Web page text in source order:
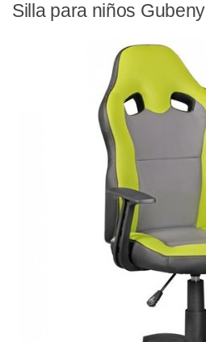
Silla para niños Gubeny